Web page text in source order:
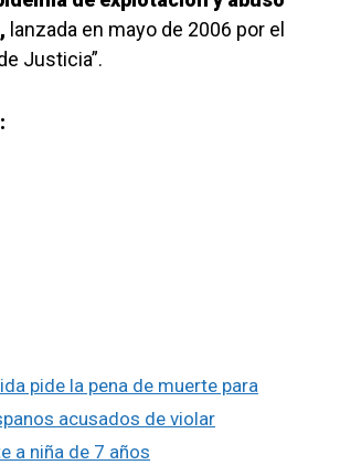
lanzada en mayo de 2006 por el
Justicia”.
pide la pena de muerte para
acusados de violar
a niña de 7 años